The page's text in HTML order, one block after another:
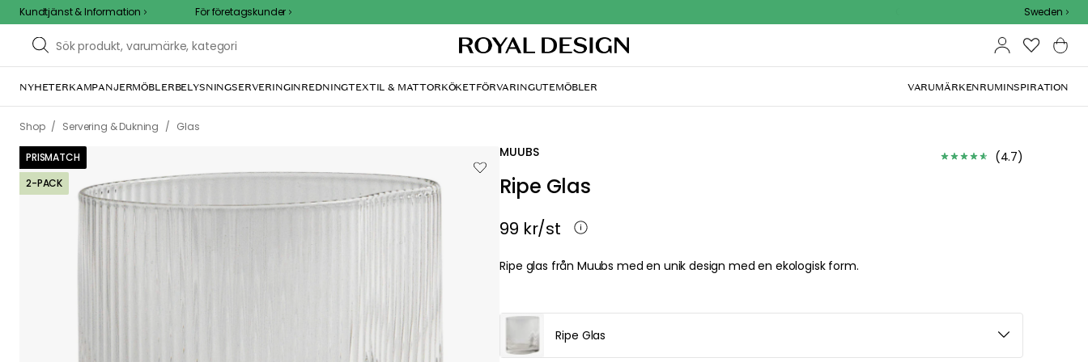
Kundtjänst & Information För företagskunder Outdoor Sale - 15% EXTRA rabatt med kodSweden
NYHETERKAMPANJERMÖBLERBELYSNINGSERVERINGINREDNINGTEXTIL & MATTORKÖKETFÖRVARINGUTEMÖBLER VARUMÄRKENRUMINSPIRATION
Shop / Servering & Dukning / Glas
PRISMATCH
2-PACK
MUUBS (4.7)
Ripe Glas
99 kr/st
Ripe glas från Muubs med en unik design med en ekologisk form.
Ripe Glas